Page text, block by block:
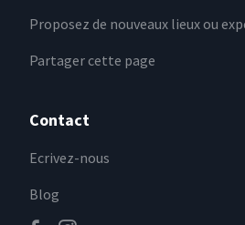
Proposez de nouveaux lieux ou
Partager cette page
Contact
Ecrivez-nous
Blog